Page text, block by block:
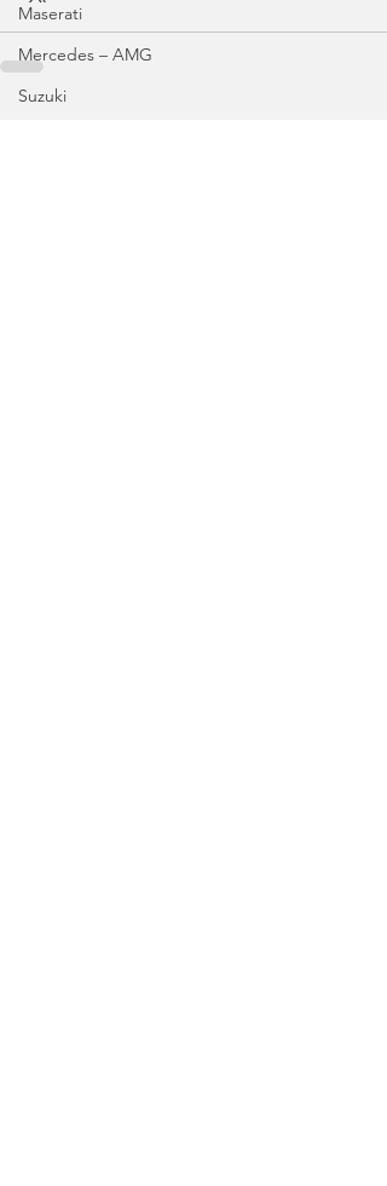
Maserati
Mercedes – AMG
Suzuki